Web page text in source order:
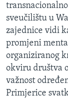
sveučilištu u
zajednice vidi
promjeni
organiziranog
okviru društva
važnost
Primjerice